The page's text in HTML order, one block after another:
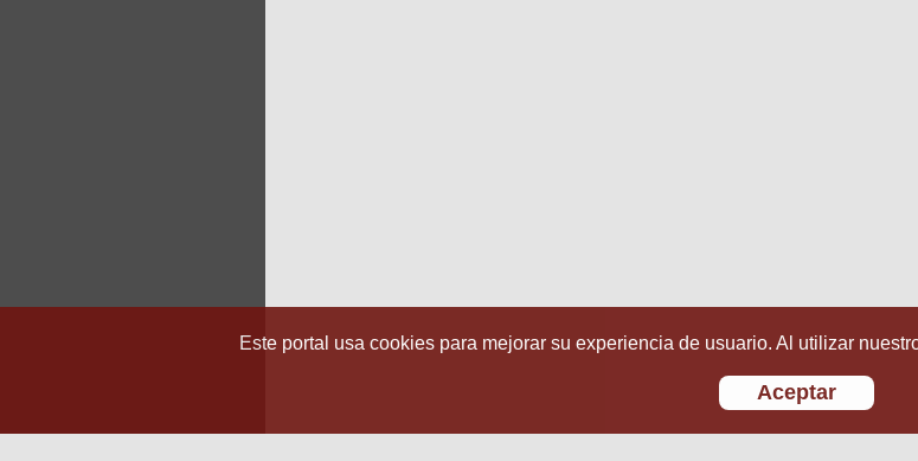
Este portal usa cookies para mejorar su experiencia de usuario. Al utilizar
Aceptar